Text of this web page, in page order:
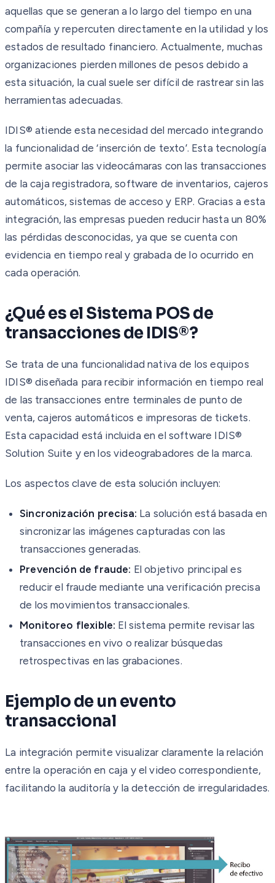
aquellas que se generan a lo largo del tiempo en una
compañía y repercuten directamente en la utilidad y los
estados de resultado financiero. Actualmente, muchas
organizaciones pierden millones de pesos debido a
esta situación, la cual suele ser difícil de rastrear sin las
herramientas adecuadas.
IDIS® atiende esta necesidad del mercado integrando
la funcionalidad de ‘inserción de texto’. Esta tecnología
permite asociar las videocámaras con las transacciones
de la caja registradora, software de inventarios, cajeros
automáticos, sistemas de acceso y ERP. Gracias a esta
integración, las empresas pueden reducir hasta un 80%
las pérdidas desconocidas, ya que se cuenta con
evidencia en tiempo real y grabada de lo ocurrido en
cada operación.
¿Qué es el Sistema POS de
transacciones de IDIS®?
Se trata de una funcionalidad nativa de los equipos
IDIS® diseñada para recibir información en tiempo real
de las transacciones entre terminales de punto de
venta, cajeros automáticos e impresoras de tickets.
Esta capacidad está incluida en el software IDIS®
Solution Suite y en los videograbadores de la marca.
Los aspectos clave de esta solución incluyen:
Sincronización precisa: La solución está basada en
sincronizar las imágenes capturadas con las
transacciones generadas.
Prevención de fraude: El objetivo principal es
reducir el fraude mediante una verificación precisa
de los movimientos transaccionales.
Monitoreo flexible: El sistema permite revisar las
transacciones en vivo o realizar búsquedas
retrospectivas en las grabaciones.
Ejemplo de un evento
transaccional
La integración permite visualizar claramente la relación
entre la operación en caja y el video correspondiente,
facilitando la auditoría y la detección de irregularidades.